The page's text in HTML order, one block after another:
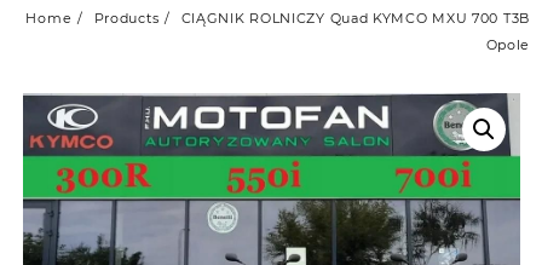
Home Products
CIĄGNIK ROLNICZY Quad KYMCO MXU 700 T3B
Opole